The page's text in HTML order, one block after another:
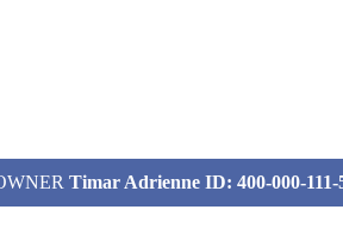
Timar Adrienne ID: 400-000-111-